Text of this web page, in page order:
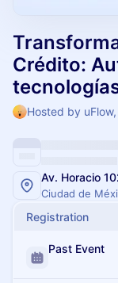
Crédito:
Hosted by
Av. Horacio
Ciudad de
Registration
Past Event